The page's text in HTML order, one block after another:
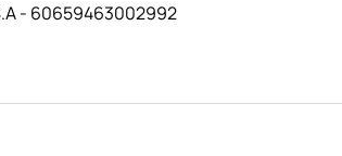
- 60659463002992